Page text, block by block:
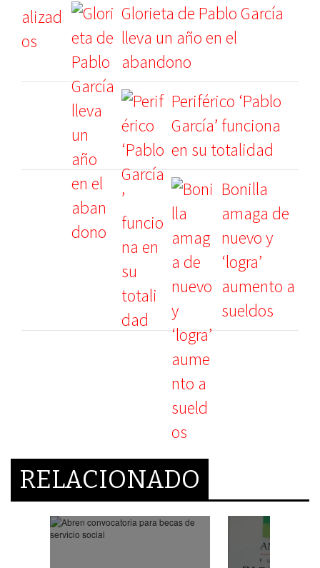
Glorieta de Pablo García
lleva un año en el
abandono
Periférico ‘Pablo
García’ funciona
en su totalidad
Bonilla
amaga de
nuevo y
‘logra’
aumento a
sueldos
RELACIONADO